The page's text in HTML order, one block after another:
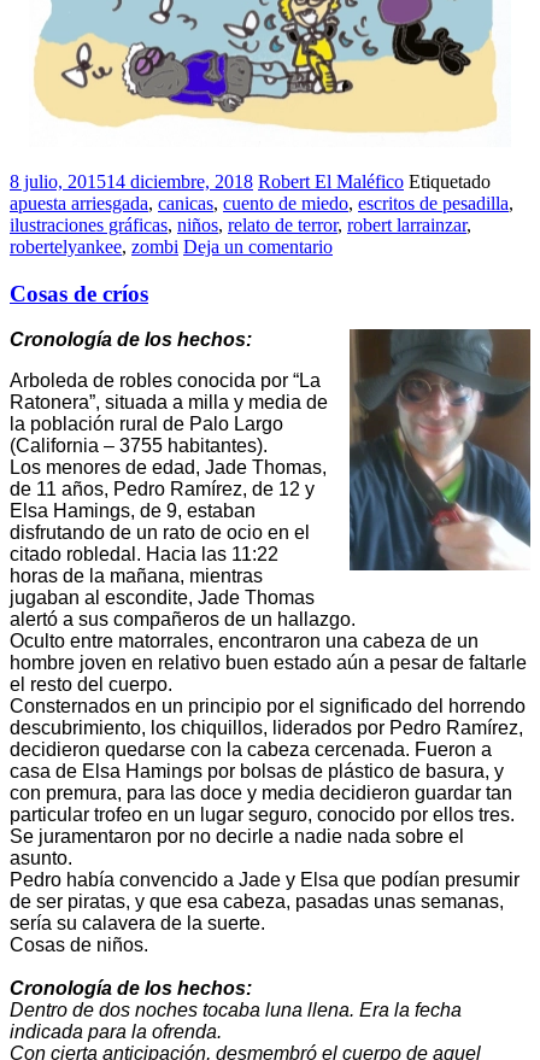
8 julio, 201514 diciembre, 2018 Robert El Maléfico Etiquetado
apuesta arriesgada, canicas, cuento de miedo, escritos de pesadilla,
ilustraciones gráficas, niños, relato de terror, robert larrainzar,
robertelyankee, zombi Deja un comentario
Cosas de críos
Cronología de los hechos:
Arboleda de robles conocida por “La
Ratonera”, situada a milla y media de
la población rural de Palo Largo
(California – 3755 habitantes).
Los menores de edad, Jade Thomas,
de 11 años, Pedro Ramírez, de 12 y
Elsa Hamings, de 9, estaban
disfrutando de un rato de ocio en el
citado robledal. Hacia las 11:22
horas de la mañana, mientras
jugaban al escondite, Jade Thomas
alertó a sus compañeros de un hallazgo.
Oculto entre matorrales, encontraron una cabeza de un
hombre joven en relativo buen estado aún a pesar de faltarle
el resto del cuerpo.
Consternados en un principio por el significado del horrendo
descubrimiento, los chiquillos, liderados por Pedro Ramírez,
decidieron quedarse con la cabeza cercenada. Fueron a
casa de Elsa Hamings por bolsas de plástico de basura, y
con premura, para las doce y media decidieron guardar tan
particular trofeo en un lugar seguro, conocido por ellos tres.
Se juramentaron por no decirle a nadie nada sobre el
asunto.
Pedro había convencido a Jade y Elsa que podían presumir
de ser piratas, y que esa cabeza, pasadas unas semanas,
sería su calavera de la suerte.
Cosas de niños.
Cronología de los hechos:
Dentro de dos noches tocaba luna llena. Era la fecha
indicada para la ofrenda.
Con cierta anticipación, desmembró el cuerpo de aquel